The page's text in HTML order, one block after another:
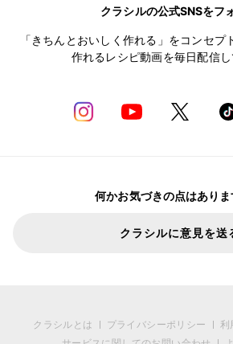
クラシルの公式SNSをフ
「きちんとおいしく作れる」をコンセプ
作れるレシピ動画を毎日配信し
何かお気づきの点はありま
クラシルに意見を送
クラシルとは プライバシーポリシー 利